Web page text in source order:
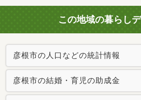
この地域の暮らし
彦根市の人口などの統計情報
彦根市の結婚・育児の助成金